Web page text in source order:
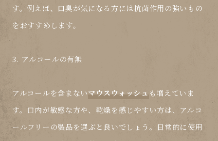
す。例えば、口臭が気になる方には抗菌作用の強いもの
をおすすめします。
3. アルコールの有無
アルコールを含まないマウスウォッシュ も増えていま
す。口内が敏感な方や、乾燥を感じやすい方は、アルコ
ールフリーの製品を選ぶと良いでしょう。日常的に使用